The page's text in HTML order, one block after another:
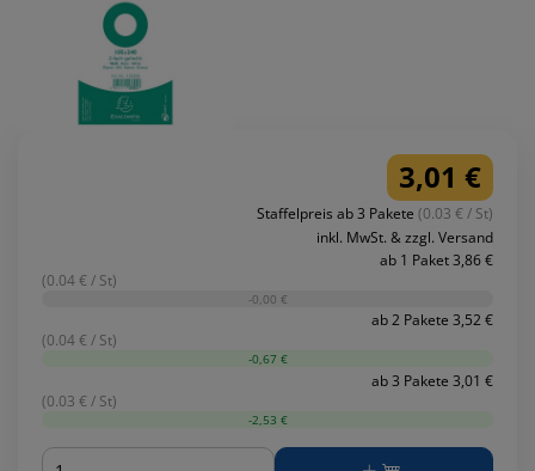
3,01 €
Staffelpreis ab 3 Pakete (0.03 € / St)
inkl. MwSt. & zzgl. Versand
ab 1 Paket 3,86 €
(0.04 € / St)
-0,00 €
ab 2 Pakete 3,52 €
(0.04 € / St)
-0,67 €
ab 3 Pakete 3,01 €
(0.03 € / St)
-2,53 €
Menge